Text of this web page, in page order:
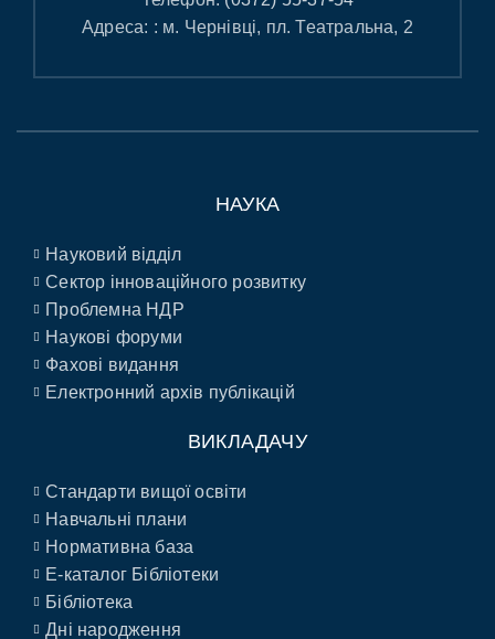
Адреса: : м. Чернівці, пл. Театральна, 2
НАУКА
Науковий відділ
Сектор інноваційного розвитку
Проблемна НДР
Наукові форуми
Фахові видання
Електронний архів публікацій
ВИКЛАДАЧУ
Стандарти вищої освіти
Навчальні плани
Нормативна база
E-каталог Бібліотеки
Бібліотека
Дні народження